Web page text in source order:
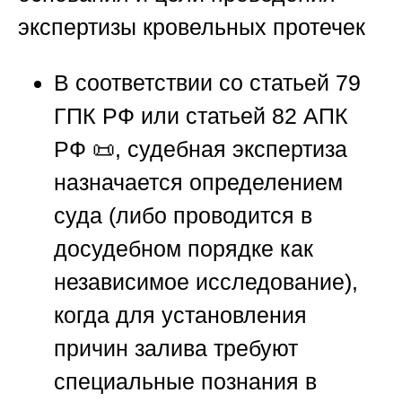
экспертизы кровельных протечек
В соответствии со статьей 79
ГПК РФ или статьей 82 АПК
РФ 📜, судебная экспертиза
назначается определением
суда (либо проводится в
досудебном порядке как
независимое исследование),
когда для установления
причин залива требуют
специальные познания в